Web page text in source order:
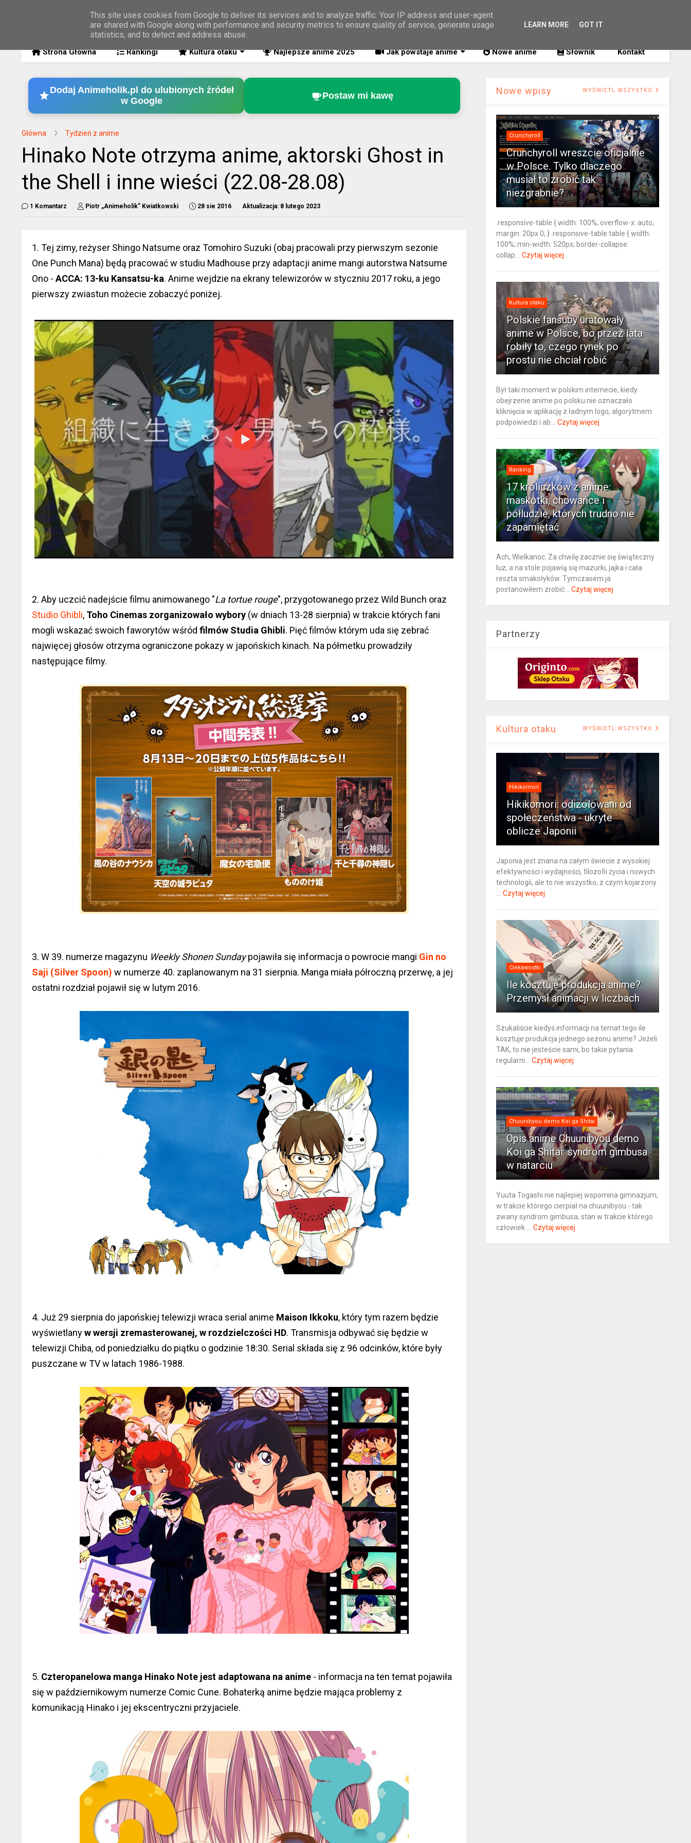
Strona Główna Rankingi Kultura otaku Najlepsze anime 2025 Jak powstaje anime Nowe anime Słownik Kontakt
Dodaj Animeholik.pl do ulubionych źródeł
w Google
Postaw mi kawę
Główna Tydzień z anime
Hinako Note otrzyma anime, aktorski Ghost in
the Shell i inne wieści (22.08-28.08)
1 Komantarz Piotr „Animeholik” Kwiatkowski 28 sie 2016 Aktualizacja: 8 lutego 2023
1. Tej zimy, reżyser Shingo Natsume oraz Tomohiro Suzuki (obaj pracowali przy pierwszym sezonie
One Punch Mana) będą pracować w studiu Madhouse przy adaptacji anime mangi autorstwa Natsume
Ono - ACCA: 13-ku Kansatsu-ka. Anime wejdzie na ekrany telewizorów w styczniu 2017 roku, a jego
pierwszy zwiastun możecie zobaczyć poniżej.
2. Aby uczcić nadejście filmu animowanego "La tortue rouge", przygotowanego przez Wild Bunch oraz
Studio Ghibli, Toho Cinemas zorganizowało wybory (w dniach 13-28 sierpnia) w trakcie których fani
mogli wskazać swoich faworytów wśród filmów Studia Ghibli. Pięć filmów którym uda się zebrać
najwięcej głosów otrzyma ograniczone pokazy w japońskich kinach. Na półmetku prowadziły
następujące filmy.
3. W 39. numerze magazynu Weekly Shonen Sundaypojawiła się informacja o powrocie mangi Gin no
Saji (Silver Spoon) w numerze 40. zaplanowanym na 31 sierpnia. Manga miała półroczną przerwę, a jej
ostatni rozdział pojawił się w lutym 2016.
4. Już 29 sierpnia do japońskiej telewizji wraca serial anime Maison Ikkoku, który tym razem będzie
wyświetlanyw wersji zremasterowanej, w rozdzielczości HD. Transmisja odbywać się będzie w
telewizji Chiba, od poniedziałku do piątku o godzinie 18:30. Serial składa się z 96 odcinków, które były
puszczane w TV w latach 1986-1988.
5. Czteropanelowa manga Hinako Note jest adaptowana na anime - informacja na ten temat pojawiła
się w październikowym numerze Comic Cune. Bohaterką anime będzie mająca problemy z
komunikacją Hinako i jej ekscentryczni przyjaciele.
Nowe wpisy WYŚWIETL WSZYSTKO
Crunchyroll
Crunchyroll wreszcie oficjalnie
w Polsce. Tylko dlaczego
musiał to zrobić tak
niezgrabnie?
.responsive-table { width: 100%; overflow-x: auto;
margin: 20px 0; } .responsive-table table { width:
100%; min-width: 520px; border-collapse:
collap...
Czytaj więcej
Kultura otaku
Polskie fansuby uratowały
anime w Polsce, bo przez lata
robiły to, czego rynek po
prostu nie chciał robić
Był taki moment w polskim internecie, kiedy
obejrzenie anime po polsku nie oznaczało
kliknięcia w aplikację z ładnym logo, algorytmem
podpowiedzi i ab...
Czytaj więcej
Ranking
17 króliczków z anime:
maskotki, chowańce i
półludzie, których trudno nie
zapamiętać
Ach, Wielkanoc. Za chwilę zacznie się świąteczny
luz, a na stole pojawią się mazurki, jajka i cała
reszta smakołyków. Tymczasem ja
postanowiłem zrobić...
Czytaj więcej
Partnerzy
Kultura otaku WYŚWIETL WSZYSTKO
Hikikomori
Hikikomori: odizolowani od
społeczeństwa - ukryte
oblicze Japonii
Japonia jest znana na całym świecie z wysokiej
efektywności i wydajności, filozofii życia i nowych
technologii, ale to nie wszystko, z czym kojarzony
Czytaj więcej
Ciekawostki
Ile kosztuje produkcja anime?
Przemysł animacji w liczbach
Szukaliście kiedyś informacji na temat tego ile
kosztuje produkcja jednego sezonu anime? Jeżeli
TAK, to nie jesteście sami, bo takie pytania
regularni...
Czytaj więcej
Chuunibyou demo Koi ga Shitai
Opis anime Chuunibyou demo
Koi ga Shitai: syndrom gimbusa
w natarciu
Yuuta Togashi nie najlepiej wspomina gimnazjum,
w trakcie którego cierpiał na chuunibyou - tak
zwany syndrom gimbusa, stan w trakcie którego
człowiek ...
Czytaj więcej
This site uses cookies from Google to deliver its services and to analyze traffic. Your IP address and user-agent
are shared with Google along with performance and security metrics to ensure quality of service, generate usage
statistics, and to detect and address abuse.
LEARN MORE GOT IT